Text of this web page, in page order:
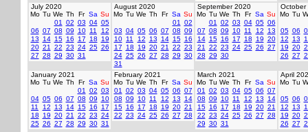
July 2020
Mo Tu We Th Fr Sa Su
01
02 03 04 05
06 07 08 09 10 11
12
13
14 15 16 17 18
19
20 21 22 23 24 25 26
27 28 29 30 31
August 2020
Mo Tu We Th Fr Sa Su
01
02
03 04 05 06 07 08 09
10 11 12 13 14 15 16
17
18 19 20 21 22 23
24 25 26 27 28 29 30
31
September 2020
Mo Tu We Th Fr Sa Su
01
02 03 04 05 06
07 08 09 10 11 12
13
14 15 16 17 18 19 20
21
22 23 24 25 26 27
28 29 30
October
Mo Tu
05 06
12
13
19 20
26 27
January 2021
Mo Tu We Th Fr Sa Su
01
02 03
04 05 06 07 08 09
10
11
12 13 14 15 16
17
18
19 20 21 22 23 24
25 26 27 28 29 30 31
February 2021
Mo Tu We Th Fr Sa Su
01
02 03 04 05 06 07
08 09 10 11 12 13
14
15 16 17 18 19 20 21
22 23 24 25 26 27 28
March 2021
Mo Tu We Th Fr Sa Su
01
02 03 04 05 06 07
08 09 10 11 12 13
14
15 16 17 18 19 20 21
22 23 24 25 26 27 28
29 30 31
April
Mo Tu
05 06
12
13
19 20
26 27